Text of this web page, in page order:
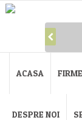
ACASA
DESPRE NOI